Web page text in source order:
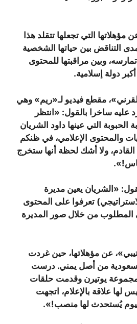
التي تجعلها تتقلد هذا
التناقض بين حياتها الشخصية
وبين مراقبتها للمحتوى
دولة إسلامية.
مقطع فيديو لـ«ريم» وهي
ساخرا بالقول: «انتظر
الحبوبة التي عينها داود الشريان
والمحتوى الإعلامي، في ظنكم
القادم، ولا أشك لحظة أنها ستخرج
«الشريان يعين مديرة
تعرفوا على المحتوى
المطلوب من خلال صور المديرة
عن مؤهلاتها، حين غردت
سعودية من أصل يمني. درست
يوتيرن وقدمت حلقات
لها علاقة بالإعلام، اتجهت
يُستحدث لها منصب!».